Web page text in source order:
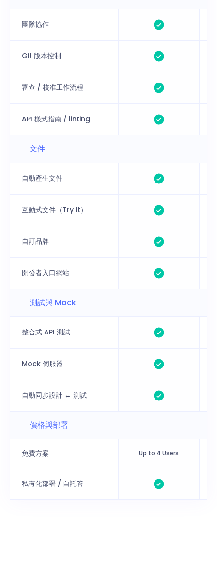
團隊協作
Git 版本控制
審查 / 核准工作流程
API 樣式指南 / linting
文件
自動產生文件
互動式文件（Try It）
自訂品牌
開發者入口網站
測試與 Mock
整合式 API 測試
Mock 伺服器
自動同步設計 ↔ 測試
價格與部署
免費方案 Up to 4 Users
私有化部署 / 自託管